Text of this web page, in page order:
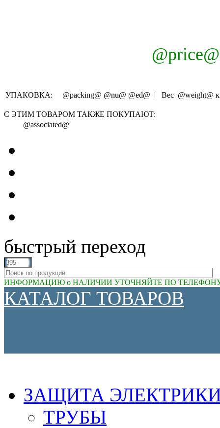
@price@
УПАКОВКА: @packing@ @nu@ @ed@ ǀ Вес @weight@
С ЭТИМ ТОВАРОМ ТАКЖЕ ПОКУПАЮТ:
@associated@
быстрый переход
ИНФОРМАЦИЮ о НАЛИЧИИ УТОЧНЯЙТЕ ПО ТЕЛЕФОНУ
КАТАЛОГ ТОВАРОВ
ЗАЩИТА
ТРУБЫ